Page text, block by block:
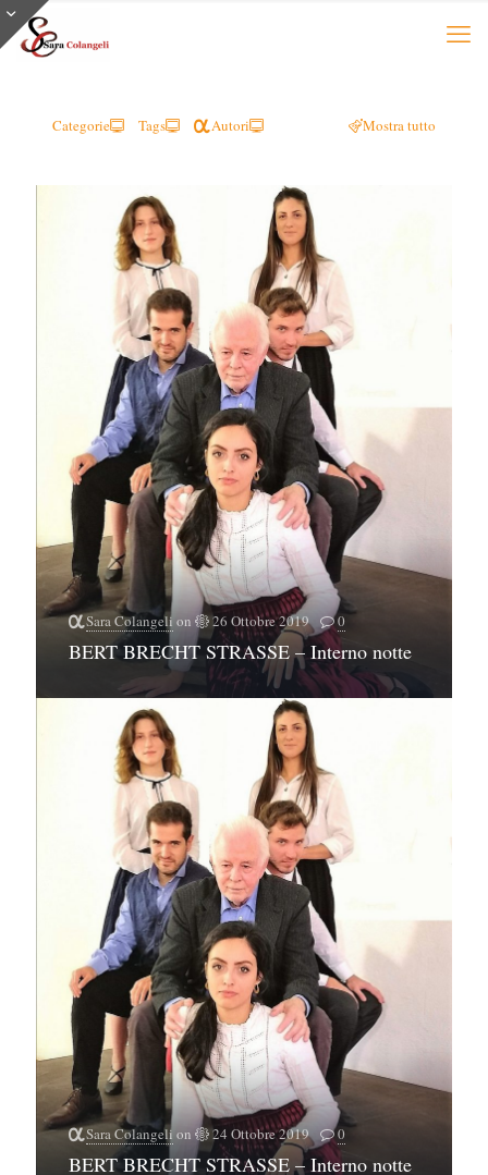
Categorie Tags Autori Mostra tutto
Sara Colangeli on 26 Ottobre 2019 0
BERT BRECHT STRASSE – Interno notte
Sara Colangeli on 24 Ottobre 2019 0
BERT BRECHT STRASSE – Interno notte